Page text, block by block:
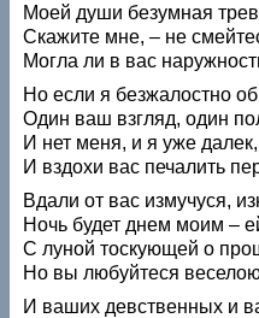
Моей души безумная
Скажите мне, – не
Могла ли в вас
Но если я безжалостно
Один ваш взгляд, один
И нет меня, и я уже далек,
И вздохи вас печалить
Вдали от вас измучуся,
Ночь будет днем моим –
С луной тоскующей о
Но вы любуйтеся
И ваших девственных и